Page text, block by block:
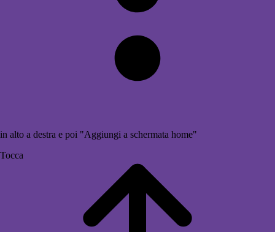
in alto a destra e poi "Aggiungi a schermata home"
Tocca